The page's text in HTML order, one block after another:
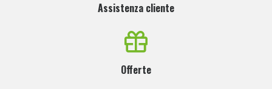
Assistenza cliente
Offerte